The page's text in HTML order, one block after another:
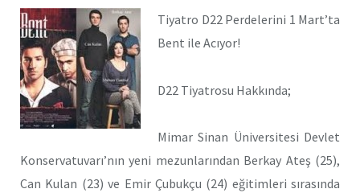
Tiyatro D22 Perdelerini 1 Mart’ta
Bent ile Acıyor!
D22 Tiyatrosu Hakkında;
Mimar Sinan Üniversitesi Devlet
Konservatuvarı’nın yeni mezunlarından Berkay Ateş (25),
Can Kulan (23) ve Emir Çubukçu (24) eğitimleri sırasında